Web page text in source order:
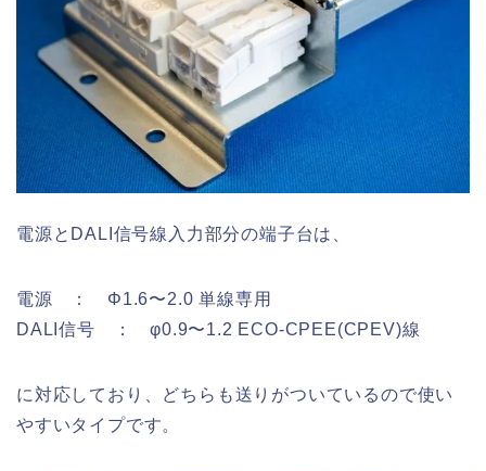
電源とDALI信号線入力部分の端子台は、
電源 ： Φ1.6〜2.0 単線専用
DALI信号 ： φ0.9〜1.2 ECO-CPEE(CPEV)線
に対応しており、どちらも送りがついているので使い
やすいタイプです。